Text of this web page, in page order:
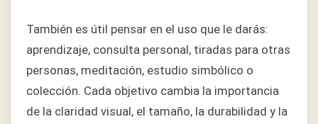
También es útil pensar en el uso que le darás:
aprendizaje, consulta personal, tiradas para otras
personas, meditación, estudio simbólico o
colección. Cada objetivo cambia la importancia
de la claridad visual, el tamaño, la durabilidad y la